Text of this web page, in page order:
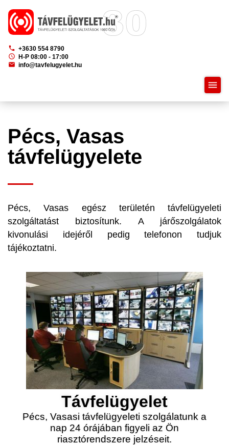
phone +3630 554 8790
schedule
H-P 08:00 - 17:00
mail info@tavfelugyelet.hu
menu
Pécs, Vasas
távfelügyelete
Pécs, Vasas egész területén távfelügyeleti
szolgáltatást biztosítunk. A járőszolgálatok
kivonulási idejéről pedig telefonon tudjuk
tájékoztatni.
Távfelügyelet
Pécs, Vasasi távfelügyeleti szolgálatunk a
nap 24 órájában figyeli az Ön
riasztórendszere jelzéseit.